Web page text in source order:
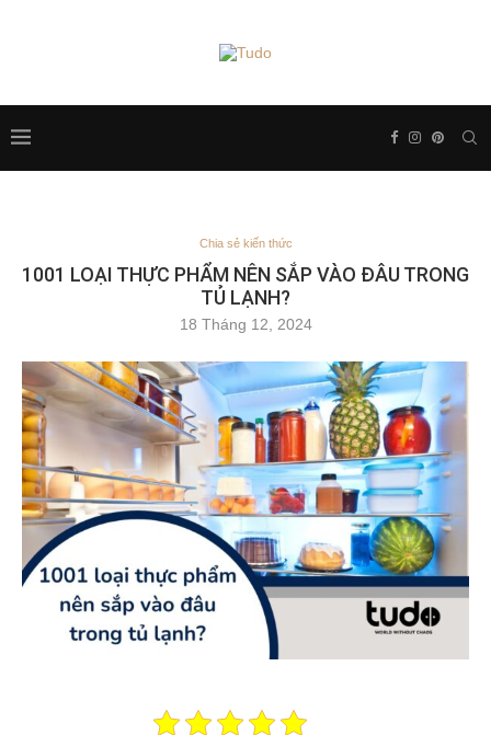
Chia sẻ kiến thức
1001 LOẠI THỰC PHẨM NÊN SẮP VÀO ĐÂU TRONG
TỦ LẠNH?
18 Tháng 12, 2024